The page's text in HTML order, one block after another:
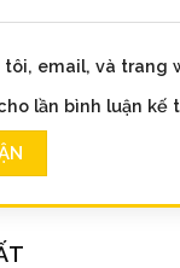
tôi, email, và trang
lần bình luận kế